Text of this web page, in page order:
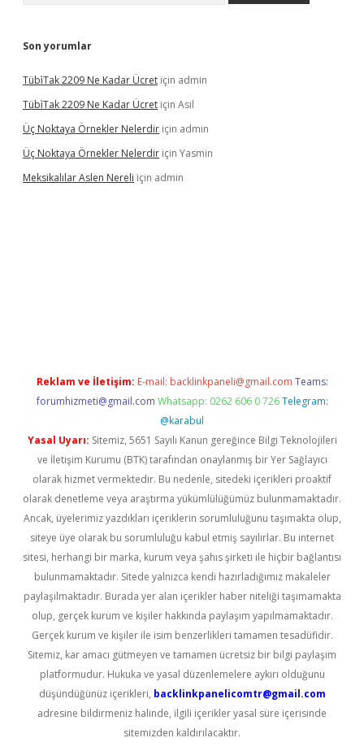
Son yorumlar
Tübi̇Tak 2209 Ne Kadar Ücret için admin
Tübi̇Tak 2209 Ne Kadar Ücret için Asil
Üç Noktaya Örnekler Nelerdir için admin
Üç Noktaya Örnekler Nelerdir için Yasmin
Meksikalılar Aslen Nereli için admin
Reklam ve İletişim: E-mail: backlinkpaneli@gmail.com Teams:
forumhizmeti@gmail.com Whatsapp: 0262 606 0 726 Telegram:
@karabul
Yasal Uyarı: Sitemiz, 5651 Sayılı Kanun gereğince Bilgi Teknolojileri
ve İletişim Kurumu (BTK) tarafından onaylanmış bir Yer Sağlayıcı
olarak hizmet vermektedir. Bu nedenle, sitedeki içerikleri proaktif
olarak denetleme veya araştırma yükümlülüğümüz bulunmamaktadır.
Ancak, üyelerimiz yazdıkları içeriklerin sorumluluğunu taşımakta olup,
siteye üye olarak bu sorumluluğu kabul etmiş sayılırlar. Bu internet
sitesi, herhangi bir marka, kurum veya şahıs şirketi ile hiçbir bağlantısı
bulunmamaktadır. Sitede yalnızca kendi hazırladığımız makaleler
paylaşılmaktadır. Burada yer alan içerikler haber niteliği taşımamakta
olup, gerçek kurum ve kişiler hakkında paylaşım yapılmamaktadır.
Gerçek kurum ve kişiler ile isim benzerlikleri tamamen tesadüfidir.
Sitemiz, kar amacı gütmeyen ve tamamen ücretsiz bir bilgi paylaşım
platformudur. Hukuka ve yasal düzenlemelere aykırı olduğunu
düşündüğünüz içerikleri, backlinkpanelicomtr@gmail.com
adresine bildirmeniz halinde, ilgili içerikler yasal süre içerisinde
sitemizden kaldırılacaktır.